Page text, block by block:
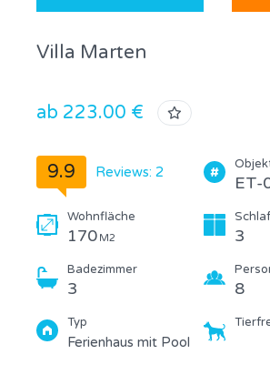
Villa Marten
ab 223.00 €
9.9 Reviews: 2
ET-
Wohnfläche
170 M2 3
Badezimmer
3 8
Typ
Ferienhaus mit Pool